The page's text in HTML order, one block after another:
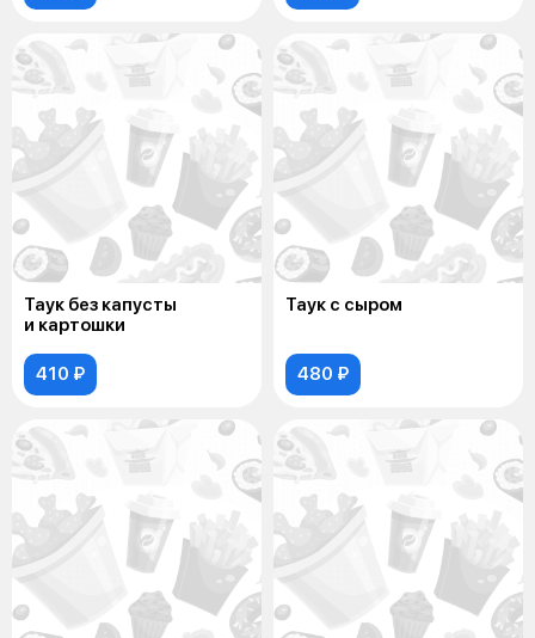
Таук без капусты
и картошки
410 ₽
Таук с сыром
480 ₽